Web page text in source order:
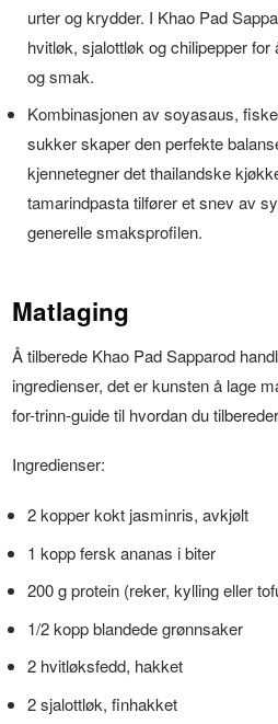
urter og krydder. I Khao Pad
hvitløk, sjalottløk og chilipepper
og smak.
Kombinasjonen av soyasaus,
sukker skaper den perfekte
kjennetegner det thailandske
tamarindpasta tilfører et snev av
generelle smaksprofilen.
Matlaging
Å tilberede Khao Pad Sapparod
ingredienser, det er kunsten å lage
for-trinn-guide til hvordan du
Ingredienser:
2 kopper kokt jasminris, avkjølt
1 kopp fersk ananas i biter
200 g protein (reker, kylling eller
1/2 kopp blandede grønnsaker
2 hvitløksfedd, hakket
2 sjalottløk, finhakket